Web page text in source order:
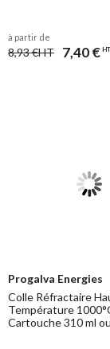
à partir de
8,93 €HT 7,40 € HT
Progalva Energies
Colle Réfractaire
Température
Cartouche 310 ml